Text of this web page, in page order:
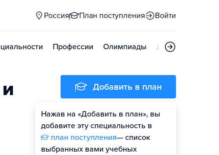
Россия План поступления Войти
Профессии Олимпиады Дни открытых
Добавить в план
Нажав на «Добавить в план», вы
добавите эту специальность в
план поступления— список
выбранных вами учебных